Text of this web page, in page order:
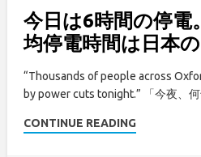
今日は6時間の停電
均停電時間は日本の
“Thousands of people across
by power cuts tonight.” 「今夜、
CONTINUE READING